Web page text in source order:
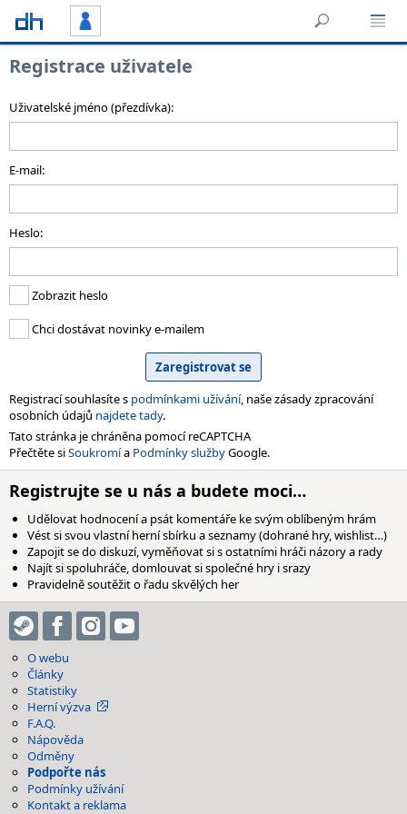
Registrace uživatele
Uživatelské jméno (přezdívka):
E-mail:
Heslo:
Zobrazit heslo
Chci dostávat novinky e-mailem
Registrací souhlasíte s podmínkami užívání, naše zásady zpracování
osobních údajů najdete tady.
Tato stránka je chráněna pomocí reCAPTCHA
Přečtěte siSoukromía Podmínky službyGoogle.
Registrujte se u nás a budete moci…
Udělovat hodnocení a psát komentáře ke svým oblíbeným hrám
Vést si svou vlastní herní sbírku a seznamy (dohrané hry, wishlist…)
Zapojit se do diskuzí, vyměňovat si s ostatními hráči názory a rady
Najít si spoluhráče, domlouvat si společné hry i srazy
Pravidelně soutěžit o řadu skvělých her
O webu
Články
Statistiky
Herní výzva
F.A.Q.
Nápověda
Odměny
Podpořte nás
Podmínky užívání
Kontakt a reklama